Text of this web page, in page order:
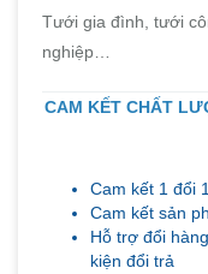
Tưới gia đình, tưới
nghiệp…
CAM KẾT CHẤT
Cam kết 1 đổi
Cam kết sản
Hỗ trợ đổi
kiện đổi trả